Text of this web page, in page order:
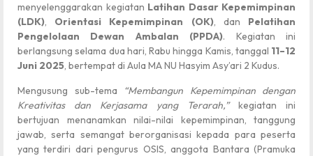
menyelenggarakan kegiatan Latihan Dasar Kepemimpinan
(LDK), Orientasi Kepemimpinan (OK), dan Pelatihan
Pengelolaan Dewan Ambalan (PPDA). Kegiatan ini
berlangsung selama dua hari, Rabu hingga Kamis, tanggal 11–12
Juni 2025, bertempat di Aula MA NU Hasyim Asy’ari 2 Kudus.
Mengusung sub-tema
“Membangun Kepemimpinan dengan
Kreativitas dan Kerjasama yang Terarah,”kegiatan ini
bertujuan menanamkan nilai-nilai kepemimpinan, tanggung
jawab, serta semangat berorganisasi kepada para peserta
yang terdiri dari pengurus OSIS, anggota Bantara (Pramuka